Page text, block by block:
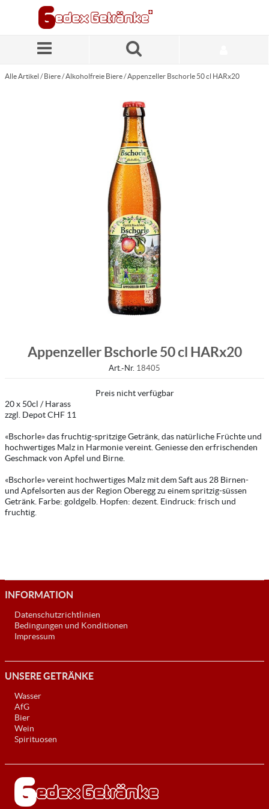
Alle Artikel / Biere / Alkoholfreie Biere / Appenzeller Bschorle 50 cl HARx20
Appenzeller Bschorle 50 cl HARx20
Art.-Nr. 18405
Preis nicht verfügbar
20 x 50cl / Harass
zzgl. Depot CHF 11
«Bschorle» das fruchtig-spritzige Getränk, das natürliche Früchte und
hochwertiges Malz in Harmonie vereint. Geniesse den erfrischenden
Geschmack von Apfel und Birne.
«Bschorle» vereint hochwertiges Malz mit dem Saft aus 28 Birnen-
und Apfelsorten aus der Region Oberegg zu einem spritzig-süssen
Getränk. Farbe: goldgelb. Hopfen: dezent. Eindruck: frisch und
fruchtig.
INFORMATION
Datenschutzrichtlinien
Bedingungen und Konditionen
Impressum
UNSERE GETRÄNKE
Wasser
AfG
Bier
Wein
Spirituosen